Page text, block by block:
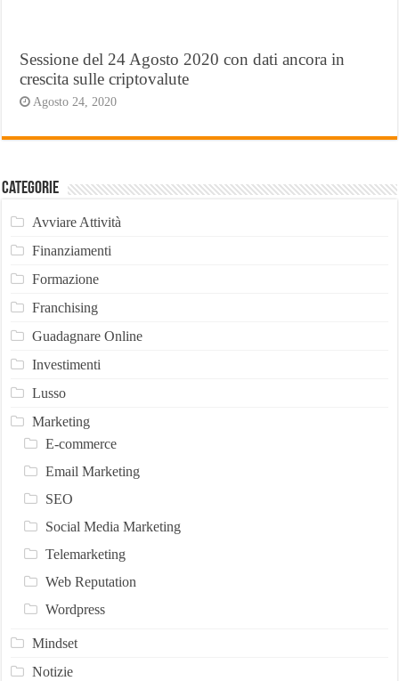
Sessione del 24 Agosto 2020 con dati ancora in
crescita sulle criptovalute
Agosto 24, 2020
Categorie
Avviare Attività
Finanziamenti
Formazione
Franchising
Guadagnare Online
Investimenti
Lusso
Marketing
E-commerce
Email Marketing
SEO
Social Media Marketing
Telemarketing
Web Reputation
Wordpress
Mindset
Notizie